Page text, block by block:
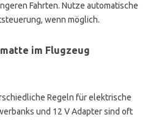
Fahrten. Nutze automatische
wenn möglich.
im Flugzeug
Regeln für elektrische
und 12 V Adapter sind oft